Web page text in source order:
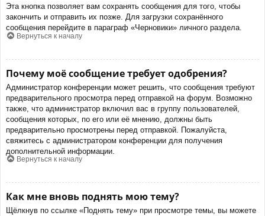
Эта кнопка позволяет вам сохранять сообщения для того, чтобы
закончить и отправить их позже. Для загрузки сохранённого
сообщения перейдите в параграф «Черновики» личного раздела.
Вернуться к началу
Почему моё сообщение требует одобрения?
Администратор конференции может решить, что сообщения требуют
предварительного просмотра перед отправкой на форум. Возможно
также, что администратор включил вас в группу пользователей,
сообщения которых, по его или её мнению, должны быть
предварительно просмотрены перед отправкой. Пожалуйста,
свяжитесь с администратором конференции для получения
дополнительной информации.
Вернуться к началу
Как мне вновь поднять мою тему?
Щёлкнув по ссылке «Поднять тему» при просмотре темы, вы можете